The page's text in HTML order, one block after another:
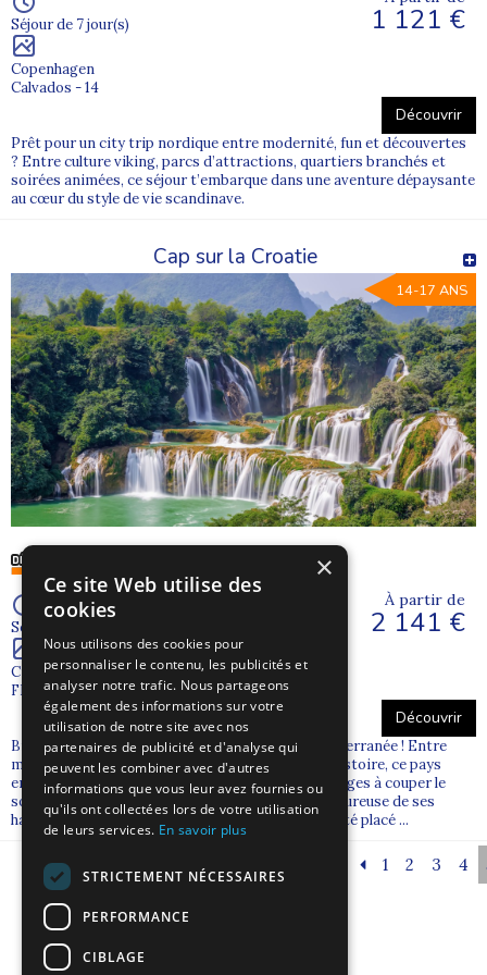
Séjour de 7 jour(s)
Copenhagen
Calvados - 14
1 121 €
Découvrir
Prêt pour un city trip nordique entre modernité, fun et découvertes
? Entre culture viking, parcs d’attractions, quartiers branchés et
soirées animées, ce séjour t’embarque dans une aventure dépaysante
au cœur du style de vie scandinave.
Cap sur la Croatie
14-17 ANS
Séjour de 15 jour(s)
Croatie
FRANCE
À partir de
2 141 €
Découvrir
Bienvenue en Croatie, joyau étincelant de la Méditerranée ! Entre
mer turquoise, îles secrètes et villes chargées d’histoire, ce pays
ensoleillé promet un voyage inoubliable. Ses paysages à couper le
souffle, son patrimoine unique et l’ambiance chaleureuse de ses
habitants en font une destination rêvée pour un été placé ...
1 2 3 4
×
Ce site Web utilise des
cookies
Nous utilisons des cookies pour
personnaliser le contenu, les publicités et
analyser notre trafic. Nous partageons
également des informations sur votre
utilisation de notre site avec nos
partenaires de publicité et d'analyse qui
peuvent les combiner avec d'autres
informations que vous leur avez fournies ou
qu'ils ont collectées lors de votre utilisation
de leurs services. En savoir plus
STRICTEMENT NÉCESSAIRES
PERFORMANCE
CIBLAGE